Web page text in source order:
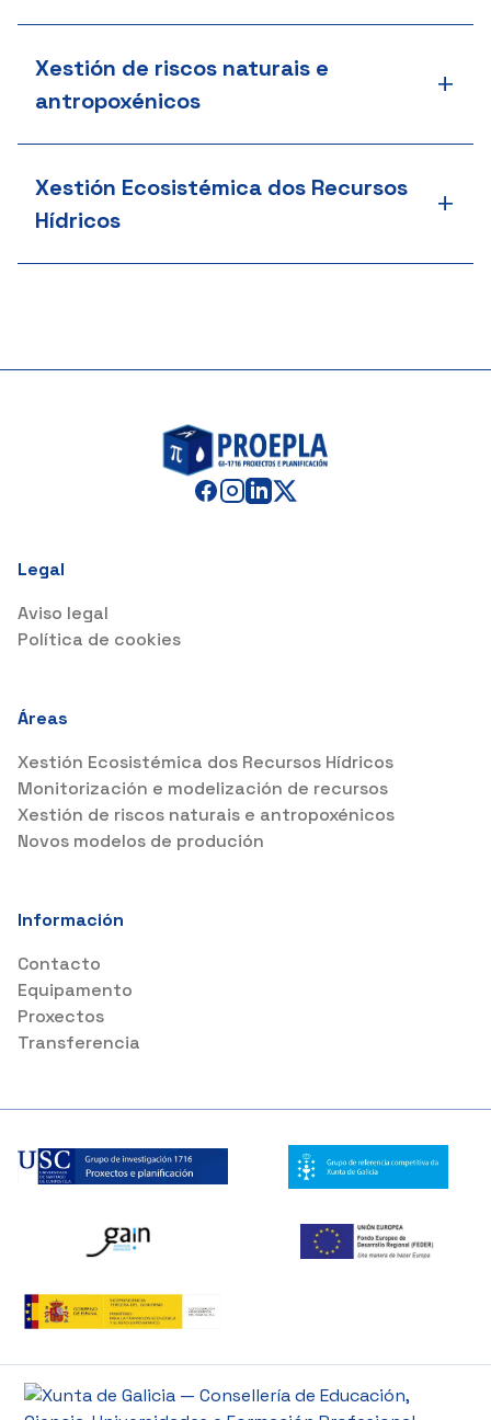
Xestión de riscos naturais e
antropoxénicos
+
Xestión Ecosistémica dos Recursos
Hídricos
+
Legal
Aviso legal
Política de cookies
Áreas
Xestión Ecosistémica dos Recursos Hídricos
Monitorización e modelización de recursos
Xestión de riscos naturais e antropoxénicos
Novos modelos de produción
Información
Contacto
Equipamento
Proxectos
Transferencia